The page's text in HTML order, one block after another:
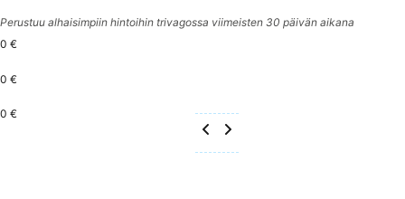
Perustuu alhaisimpiin hintoihin trivagossa viimeisten 30 päivän aikana
0 €
0 €
0 €